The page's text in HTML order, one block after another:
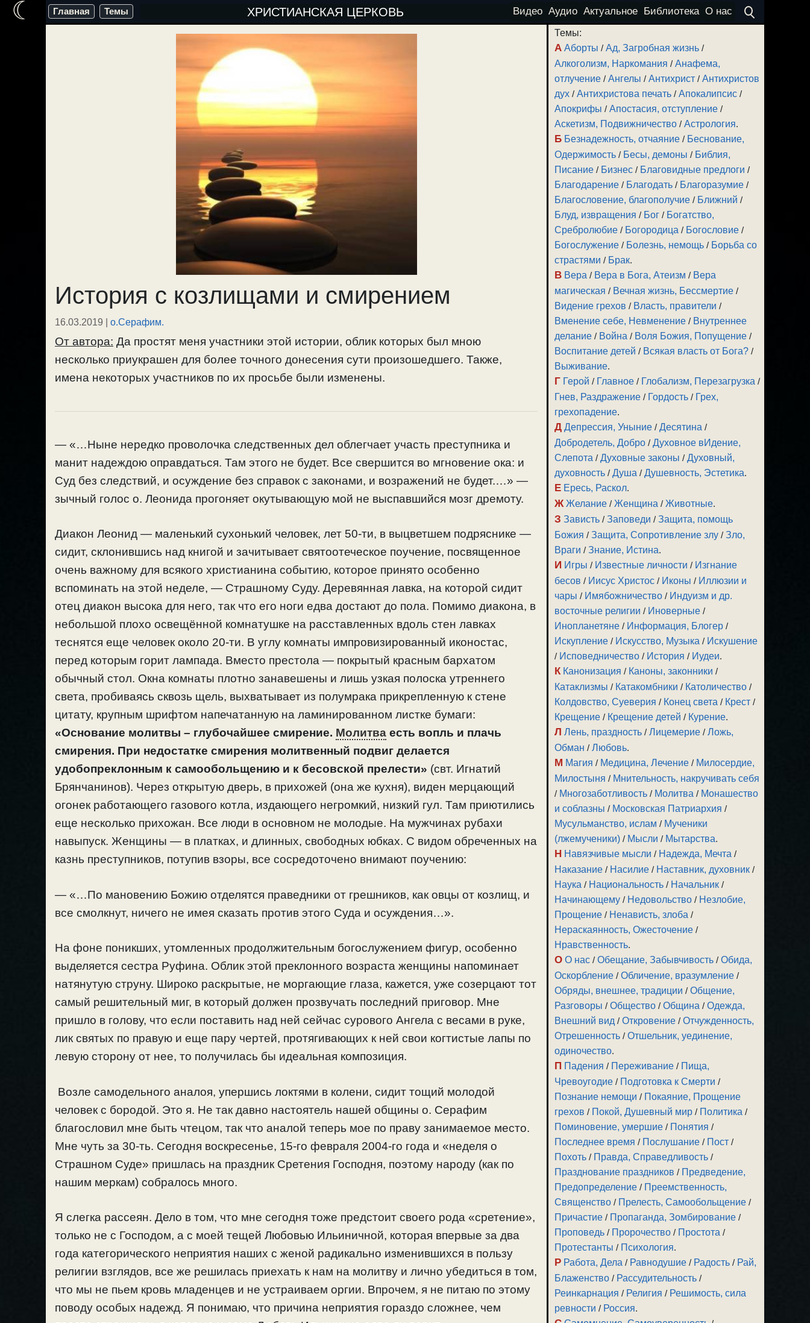
Перейти
Главная Темы ХРИСТИАНСКАЯ ЦЕРКОВЬ Видео Аудио Актуальное Библиотека О нас
История с козлищами и смирением
16.03.2019 | о.Серафим.
От автора: Да простят меня участники этой истории, облик которых был мною
несколько приукрашен для более точного донесения сути произошедшего. Также,
имена некоторых участников по их просьбе были изменены.
— «…Ныне нередко проволочка следственных дел облегчает участь преступника и
манит надеждою оправдаться. Там этого не будет. Все свершится во мгновение ока: и
Суд без следствий, и осуждение без справок с законами, и возражений не будет.…» —
зычный голос о. Леонида прогоняет окутывающую мой не выспавшийся мозг дремоту.
Диакон Леонид — маленький сухонький человек, лет 50-ти, в выцветшем подряснике —
сидит, склонившись над книгой и зачитывает святоотеческое поучение, посвященное
очень важному для всякого христианина событию, которое принято особенно
вспоминать на этой неделе, — Страшному Суду. Деревянная лавка, на которой сидит
отец диакон высока для него, так что его ноги едва достают до пола. Помимо диакона, в
небольшой плохо освещённой комнатушке на расставленных вдоль стен лавках
теснятся еще человек около 20-ти. В углу комнаты импровизированный иконостас,
перед которым горит лампада. Вместо престола — покрытый красным бархатом
обычный стол. Окна комнаты плотно занавешены и лишь узкая полоска утреннего
света, пробиваясь сквозь щель, выхватывает из полумрака прикрепленную к стене
цитату, крупным шрифтом напечатанную на ламинированном листке бумаги:
«Основание молитвы – глубочайшее смирение. Молитва есть вопль и плачь
смирения. При недостатке смирения молитвенный подвиг делается
удобопреклонным к самообольщению и к бесовской прелести» (свт. Игнатий
Брянчанинов). Через открытую дверь, в прихожей (она же кухня), виден мерцающий
огонек работающего газового котла, издающего негромкий, низкий гул. Там приютились
еще несколько прихожан. Все люди в основном не молодые. На мужчинах рубахи
навыпуск. Женщины — в платках, и длинных, свободных юбках. С видом обреченных на
казнь преступников, потупив взоры, все сосредоточено внимают поучению:
— «…По мановению Божию отделятся праведники от грешников, как овцы от козлищ, и
все смолкнут, ничего не имея сказать против этого Суда и осуждения…».
На фоне поникших, утомленных продолжительным богослужением фигур, особенно
выделяется сестра Руфина. Облик этой преклонного возраста женщины напоминает
натянутую струну. Широко раскрытые, не моргающие глаза, кажется, уже созерцают тот
самый решительный миг, в который должен прозвучать последний приговор. Мне
пришло в голову, что если поставить над ней сейчас сурового Ангела с весами в руке,
лик святых по правую и еще пару чертей, протягивающих к ней свои когтистые лапы по
левую сторону от нее, то получилась бы идеальная композиция.
Возле самодельного аналоя, упершись локтями в колени, сидит тощий молодой
человек с бородой. Это я. Не так давно настоятель нашей общины о. Серафим
благословил мне быть чтецом, так что аналой теперь мое по праву занимаемое место.
Мне чуть за 30-ть. Сегодня воскресенье, 15-го февраля 2004-го года и «неделя о
Страшном Суде» пришлась на праздник Сретения Господня, поэтому народу (как по
нашим меркам) собралось много.
Я слегка рассеян. Дело в том, что мне сегодня тоже предстоит своего рода «сретение»,
только не с Господом, а с моей тещей Любовью Ильиничной, которая впервые за два
года категорического неприятия наших с женой радикально изменившихся в пользу
религии взглядов, все же решилась приехать к нам на молитву и лично убедиться в том,
что мы не пьем кровь младенцев и не устраиваем оргии. Впрочем, я не питаю по этому
поводу особых надежд. Я понимаю, что причина неприятия гораздо сложнее, чем
Темы:
А Аборты /Ад, Загробная жизнь /
Алкоголизм, Наркомания /Анафема,
отлучение /Ангелы /Антихрист /Антихристов
дух /Антихристова печать /Апокалипсис /
Апокрифы /Апостасия, отступление /
Аскетизм, Подвижничество /Астрология.
Б Безнадежность, отчаяние / Беснование,
Одержимость / Бесы, демоны / Библия,
Писание / Бизнес / Благовидные предлоги /
Благодарение / Благодать / Благоразумие /
Благословение, благополучие / Ближний /
Блуд, извращения / Бог / Богатство,
Сребролюбие / Богородица / Богословие /
Богослужение / Болезнь, немощь / Борьба со
страстями / Брак.
В Вера / Вера в Бога, Атеизм / Вера
магическая / Вечная жизнь, Бессмертие /
Видение грехов / Власть, правители /
Вменение себе, Невменение / Внутреннее
делание / Война / Воля Божия, Попущение /
Воспитание детей / Всякая власть от Бога? /
Выживание.
Г Герой / Главное / Глобализм, Перезагрузка /
Гнев, Раздражение / Гордость / Грех,
грехопадение.
Д Депрессия, Уныние /Десятина /
Добродетель, Добро /Духовное вИдение,
Слепота /Духовные законы /Духовный,
духовность /Душа /Душевность, Эстетика.
Е Ересь, Раскол.
Ж Желание /Женщина /Животные.
З Зависть /Заповеди /Защита, помощь
Божия /Защита, Сопротивление злу /Зло,
Враги /Знание, Истина.
И Игры / Известные личности / Изгнание
бесов / Иисус Христос / Иконы / Иллюзии и
чары / Имябожничество / Индуизм и др.
восточные религии / Иноверные /
Инопланетяне / Информация, Блогер /
Искупление / Искусство, Музыка / Искушение
/ Исповедничество / История / Иудеи.
К Канонизация / Каноны, законники /
Катаклизмы / Катакомбники / Католичество /
Колдовство, Суеверия / Конец света / Крест /
Крещение / Крещение детей / Курение.
Л Лень, праздность /Лицемерие /Ложь,
Обман /Любовь.
М Магия / Медицина, Лечение / Милосердие,
Милостыня / Мнительность, накручивать себя
/ Многозаботливость / Молитва / Монашество
и соблазны / Московская Патриархия /
Мусульманство, ислам / Мученики
(лжемученики) / Мысли / Мытарства.
Н Навязчивые мысли / Надежда, Мечта /
Наказание / Насилие / Наставник, духовник /
Наука / Национальность / Начальник /
Начинающему / Недовольство / Незлобие,
Прощение / Ненависть, злоба /
Нераскаянность, Ожесточение /
Нравственность.
О О нас /Обещание, Забывчивость /Обида,
Оскорбление /Обличение, вразумление /
Обряды, внешнее, традиции /Общение,
Разговоры /Общество /Община /Одежда,
Внешний вид /Откровение /Отчужденность,
Отрешенность /Отшельник, уединение,
одиночество.
П Падения / Переживание / Пища,
Чревоугодие / Подготовка к Смерти /
Познание немощи / Покаяние, Прощение
грехов / Покой, Душевный мир / Политика /
Поминовение, умершие / Понятия /
Последнее время / Послушание / Пост /
Похоть / Правда, Справедливость /
Празднование праздников / Предведение,
Предопределение / Преемственность,
Священство / Прелесть, Самообольщение /
Причастие / Пропаганда, Зомбирование /
Проповедь / Пророчество / Простота /
Протестанты / Психология.
Р Работа, Дела / Равнодушие / Радость / Рай,
Блаженство / Рассудительность /
Реинкарнация / Религия / Решимость, сила
ревности / Россия.
☾